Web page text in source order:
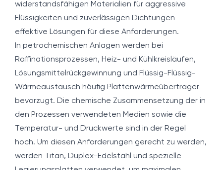
widerstandsfähigen Materialien für aggressive
Flüssigkeiten und zuverlässigen Dichtungen
effektive Lösungen für diese Anforderungen.
In petrochemischen Anlagen werden bei
Raffinationsprozessen, Heiz- und Kühlkreisläufen,
Lösungsmittelrückgewinnung und Flüssig-Flüssig-
Wärmeaustausch häufig Plattenwärmeübertrager
bevorzugt. Die chemische Zusammensetzung der in
den Prozessen verwendeten Medien sowie die
Temperatur- und Druckwerte sind in der Regel
hoch. Um diesen Anforderungen gerecht zu werden,
werden Titan, Duplex-Edelstahl und spezielle